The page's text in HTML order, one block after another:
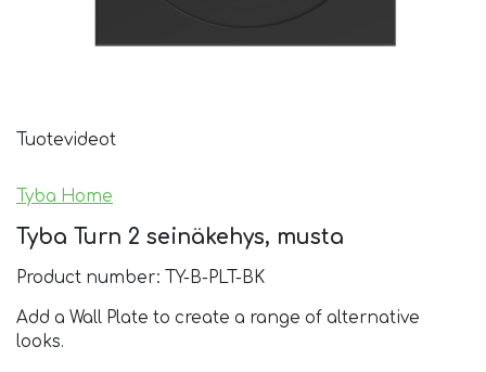
Tuotevideot
Tyba Home
Tyba Turn 2 seinäkehys, musta
Product number: TY-B-PLT-BK
Add a Wall Plate to create a range of alternative
looks.